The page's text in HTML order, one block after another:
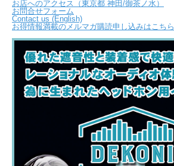
お店へのアクセス（東京都 神田/御茶ノ水）
お問合せフォーム
Contact us (English)
お得情報満載のメルマガ購読申し込みはこちら